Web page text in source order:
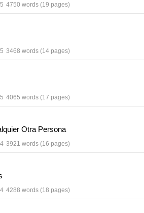
5 4750 words (19 pages)
5 3468 words (14 pages)
5 4065 words (17 pages)
Otra Persona
4 3921 words (16 pages)
4 4288 words (18 pages)